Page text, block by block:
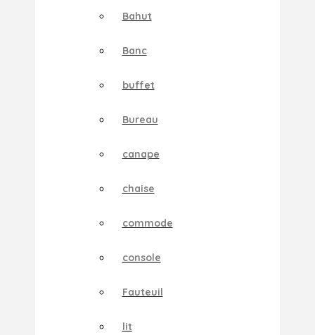
Bahut
Banc
buffet
Bureau
canape
chaise
commode
console
Fauteuil
lit